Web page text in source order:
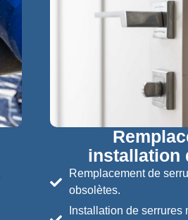
installation
Remplacement de
obsolètes.
Installation de